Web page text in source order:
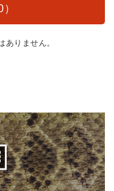
りません。